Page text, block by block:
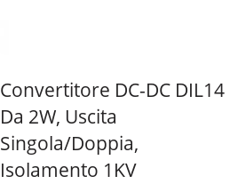
Convertitore DC-DC DIL14
Da 2W, Uscita
Singola/doppia,
Isolamento 1KV